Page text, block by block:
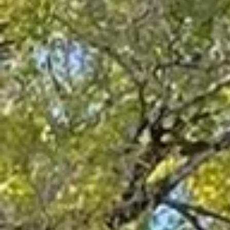
SOINS
DENTAIRES